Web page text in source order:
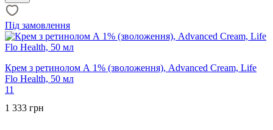
Під замовлення
Крем з ретинолом А 1% (зволоження), Advanced Cream, Life
Flo Health, 50 мл
11
1 333 грн